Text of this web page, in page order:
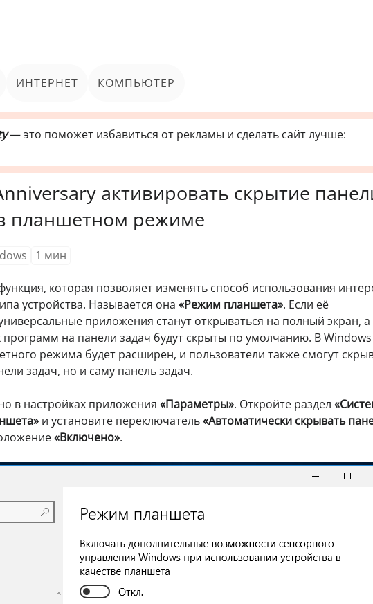
ИНТЕРНЕТ КОМПЬЮТЕР
— это поможет избавиться от рекламы и сделать сайт лучше:
активировать скрытие
планшетном режиме
1 мин
которая позволяет изменять способ использования
устройства. Называется она «Режим планшета». Если её
приложения станут открываться на полный экран, а
программ на панели задач будут скрыты по умолчанию. В
режима будет расширен, и пользователи также смогут
задач, но и саму панель задач.
в настройках приложения «Параметры». Откройте раздел
и установите переключатель«Автоматически скрывать
«Включено».